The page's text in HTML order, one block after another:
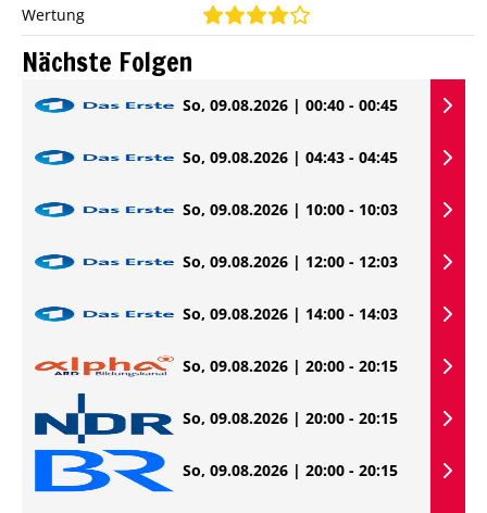
Wertung
Nächste Folgen
So, 09.08.2026 | 00:40 - 00:45
So, 09.08.2026 | 04:43 - 04:45
So, 09.08.2026 | 10:00 - 10:03
So, 09.08.2026 | 12:00 - 12:03
So, 09.08.2026 | 14:00 - 14:03
So, 09.08.2026 | 20:00 - 20:15
So, 09.08.2026 | 20:00 - 20:15
So, 09.08.2026 | 20:00 - 20:15